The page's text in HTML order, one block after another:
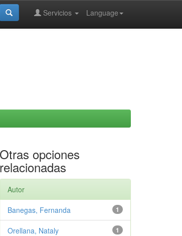
Language
Servicios
Otras opciones
relacionadas
Autor
1
Banegas, Fernanda
1
Orellana, Nataly